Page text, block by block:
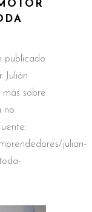
publicado
Julián
sobre
no
julian-